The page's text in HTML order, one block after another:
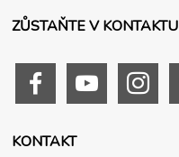
ZŮSTAŇTE V KONTAKTU
KONTAKT